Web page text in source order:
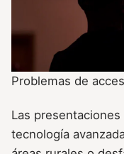
Problemas de
Las
tecnología